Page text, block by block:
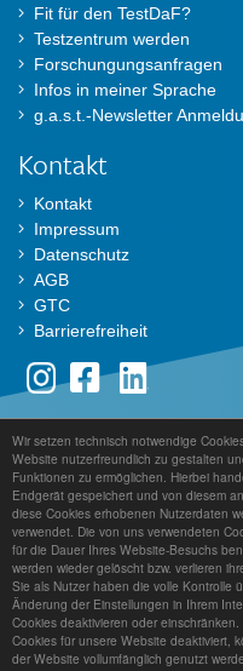
Wir setzen technisch notwendige
Website nutzerfreundlich zu gestalten
Funktionen zu ermöglichen. Hierbei
Endgerät gespeichert und von diesem
diese Cookies erhobenen Nutzerdaten
verwendet. Die von uns verwendeten
für die Dauer Ihres Website-Besuchs
werden wieder gelöscht bzw. verlieren
Sie als Nutzer haben die volle Kontrolle
Änderung der Einstellungen in Ihrem
Cookies deaktivieren oder
Cookies für unsere Website deaktiviert,
der Website vollumfänglich genutzt
Fit für den TestDaF?
Testzentrum werden
Forschungungsanfragen
Infos in meiner Sprache
g.a.s.t.-Newsletter
Kontakt
Kontakt
Impressum
Datenschutz
AGB
GTC
Barrierefreiheit
Der TestDaF ist ein Angebot